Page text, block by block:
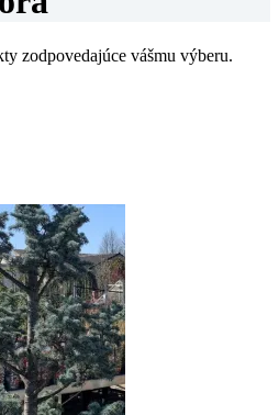
zodpovedajúce vášmu výberu.